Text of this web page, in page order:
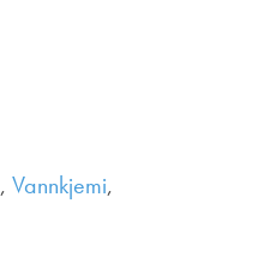
, Vannkjemi,